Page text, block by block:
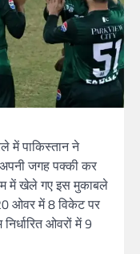
में पाकिस्तान ने
जगह पक्की कर
में खेले गए इस मुकाबले
ओवर में 8 विकेट पर
ओवरों में 9